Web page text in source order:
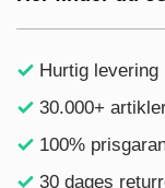
Hurtig levering
30.000+
100%
30 dages